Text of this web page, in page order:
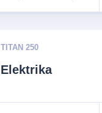
TITAN 250
Elektrika